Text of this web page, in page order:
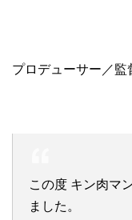
プロデューサー／監
この度 キン肉マ
ました。